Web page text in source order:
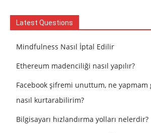
Latest Questions
Mindfulness Nasıl İptal Edilir
Ethereum madenciliği nasıl yapılır?
Facebook şifremi unuttum, ne yapmam
nasıl kurtarabilirim?
Bilgisayarı hızlandırma yolları nelerdir?